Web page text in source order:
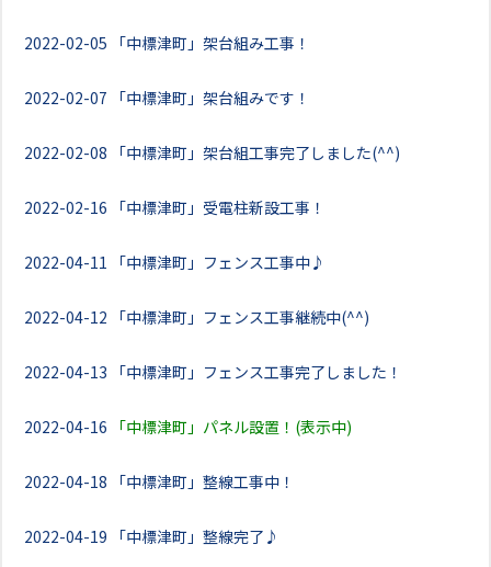
2022-02-05 「中標津町」架台組み工事！
2022-02-07 「中標津町」架台組みです！
2022-02-08 「中標津町」架台組工事完了しました(^^)
2022-02-16 「中標津町」受電柱新設工事！
2022-04-11 「中標津町」フェンス工事中♪
2022-04-12 「中標津町」フェンス工事継続中(^^)
2022-04-13 「中標津町」フェンス工事完了しました！
2022-04-16 「中標津町」パネル設置！(表示中)
2022-04-18 「中標津町」整線工事中！
2022-04-19 「中標津町」整線完了♪